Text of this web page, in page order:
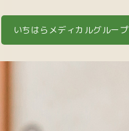
いちはらメディカルグループ